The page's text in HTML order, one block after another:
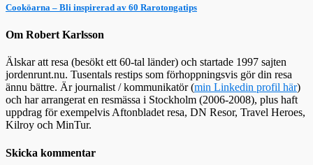
Cooköarna – Bli inspirerad av 60 Rarotongatips
Om Robert Karlsson
Älskar att resa (besökt ett 60-tal länder) och startade 1997 sajten
jordenrunt.nu. Tusentals restips som förhoppningsvis gör din resa
ännu bättre. Är journalist / kommunikatör (min Linkedin profil här)
och har arrangerat en resmässa i Stockholm (2006-2008), plus haft
uppdrag för exempelvis Aftonbladet resa, DN Resor, Travel Heroes,
Kilroy och MinTur.
Skicka kommentar